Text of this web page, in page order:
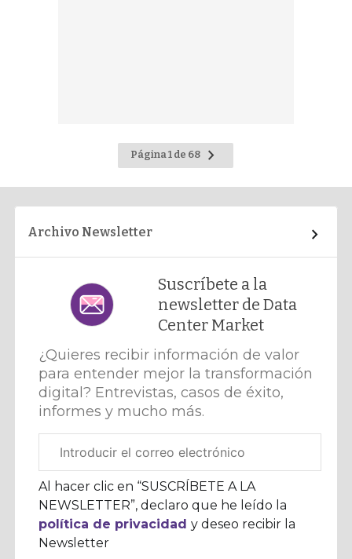
Página 1 de 68 Ir
a
Archivo Newsletter
Suscríbete a la
newsletter de Data
Center Market
¿Quieres recibir información de valor
para entender mejor la transformación
digital? Entrevistas, casos de éxito,
informes y mucho más.
electrónico
corporativo
Al hacer clic en “SUSCRÍBETE A LA
NEWSLETTER”, declaro que he leído la
política de privacidady deseo recibir la
Newsletter